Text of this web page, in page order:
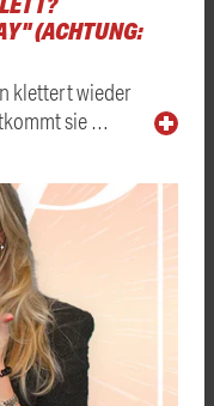
(ACHTUNG:
klettert wieder
sie …